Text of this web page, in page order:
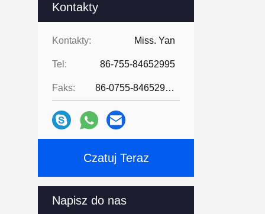
Kontakty
Kontakty: Miss. Yan
Tel: 86-755-84652995
Faks: 86-0755-84652995
Czatuj Teraz
Napisz do nas